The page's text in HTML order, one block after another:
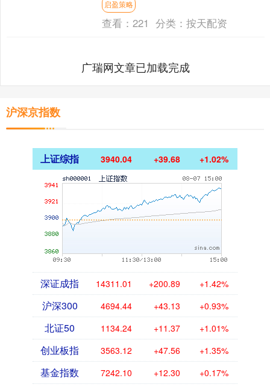
以结束。欧尔班重申....
启盈策略
查看：221 分类：按天配资
广瑞网文章已加载完成
沪深京指数
上证综指 3940.04 +39.68 +1.02%
深证成指 14311.01 +200.89 +1.42%
沪深300 4694.44 +43.13 +0.93%
北证50 1134.24 +11.37 +1.01%
创业板指 3563.12 +47.56 +1.35%
基金指数 7242.10 +12.30 +0.17%